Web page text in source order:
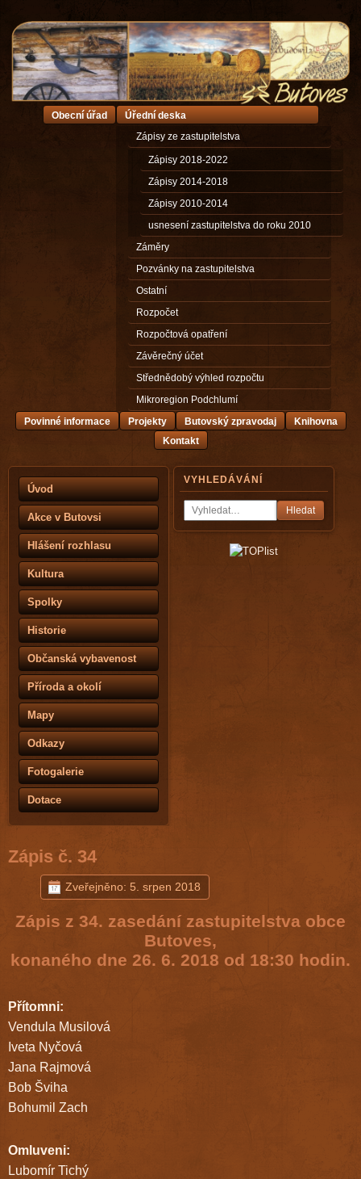
Úvod
Akce v Butovsi
Hlášení rozhlasu
Kultura
Spolky
Historie
Občanská vybavenost
Příroda a okolí
Mapy
Odkazy
Fotogalerie
Dotace
VYHLEDÁVÁNÍ
Hledat
Obecní úřad
Úřední deska
Zápisy ze zastupitelstva
Zápisy 2018-2022
Zápisy 2014-2018
Zápisy 2010-2014
usnesení zastupitelstva do roku 2010
Záměry
Pozvánky na zastupitelstva
Ostatní
Rozpočet
Rozpočtová opatření
Závěrečný účet
Střednědobý výhled rozpočtu
Mikroregion Podchlumí
Povinné informace
Projekty Butovský zpravodaj
Knihovna
Kontakt
Zápis č. 34
Zveřejněno: 5. srpen 2018
Zápis z 34. zasedání zastupitelstva obce
Butoves,
konaného dne 26. 6. 2018 od 18:30 hodin.
Přítomni:
Vendula Musilová
Iveta Nyčová
Jana Rajmová
Bob Šviha
Bohumil Zach
Omluveni:
Lubomír Tichý